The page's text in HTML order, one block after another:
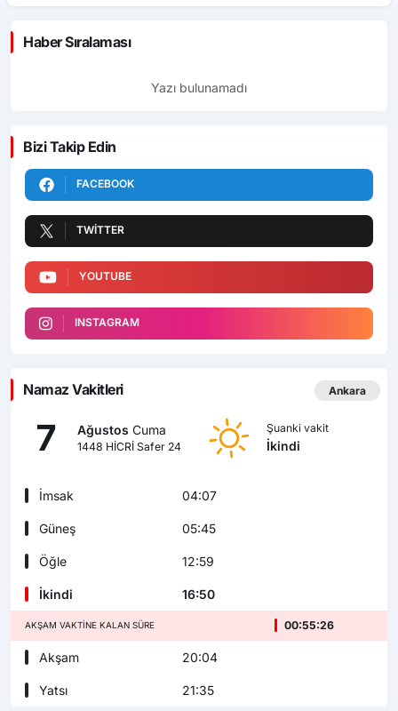
Haber Sıralaması
Yazı bulunamadı
Bizi Takip Edin
FACEBOOK
TWITTER
YOUTUBE
INSTAGRAM
Namaz Vakitleri Ankara
7 Ağustos Cuma
1448 HİCRİ Safer 24
Şuanki vakit
İkindi
İmsak 04:07
Güneş 05:45
Öğle 12:59
İkindi 16:50
AKŞAM VAKTINE KALAN SÜRE 00:55:25
Akşam 20:04
Yatsı 21:35